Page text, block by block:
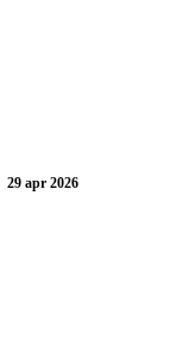
29 apr 2026